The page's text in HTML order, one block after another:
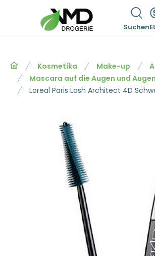
Suchen
Kosmetika Make-up
Mascara auf die Augen und
Loreal Paris Lash Architect 4D